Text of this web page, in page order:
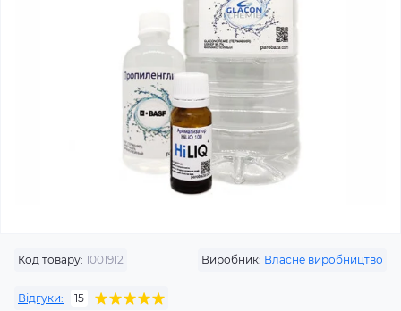
Код товару: 1001912 Виробник: Власне виробництво
Відгуки: 15